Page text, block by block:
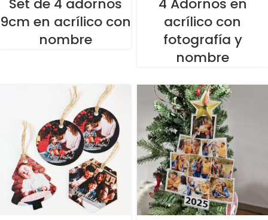
Set de 4 adornos
9cm en acrílico con
nombre
4 Adornos en
acrílico con
fotografía y
nombre